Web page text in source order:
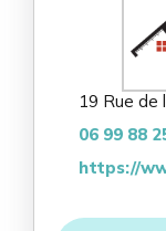
19 Rue de
06 99 88
https://